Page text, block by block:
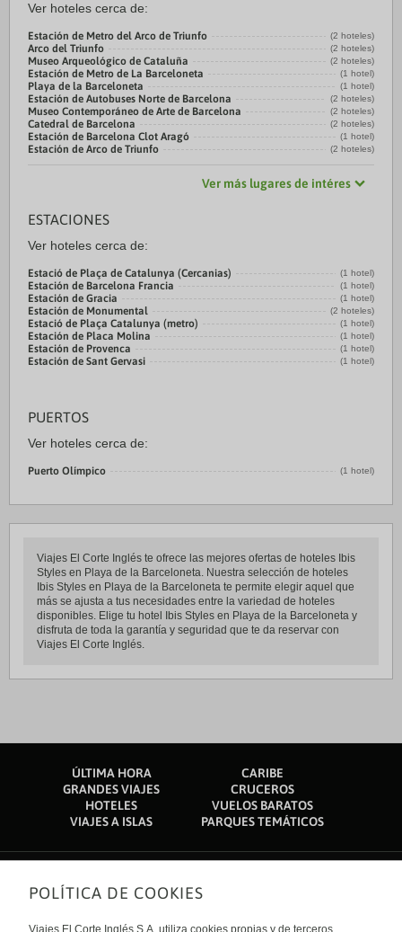
Ver hoteles cerca de:
Estación de Metro del Arco de Triunfo (2 hoteles)
Arco del Triunfo (2 hoteles)
Museo Arqueológico de Cataluña (2 hoteles)
Estación de Metro de La Barceloneta (1 hotel)
Playa de la Barceloneta (1 hotel)
Estación de Autobuses Norte de Barcelona (2 hoteles)
Museo Contemporáneo de Arte de Barcelona (2 hoteles)
Catedral de Barcelona (2 hoteles)
Estación de Barcelona Clot Aragó (1 hotel)
Estación de Arco de Triunfo (2 hoteles)
Ver más lugares de intéres
ESTACIONES
Ver hoteles cerca de:
Estació de Plaça de Catalunya (Cercanias) (1 hotel)
Estación de Barcelona Francia (1 hotel)
Estación de Gracia (1 hotel)
Estación de Monumental (2 hoteles)
Estació de Plaça Catalunya (metro) (1 hotel)
Estación de Placa Molina (1 hotel)
Estación de Provenca (1 hotel)
Estación de Sant Gervasi (1 hotel)
PUERTOS
Ver hoteles cerca de:
Puerto Olímpico (1 hotel)
Viajes El Corte Inglés te ofrece las mejores ofertas de hoteles Ibis
Styles en Playa de la Barceloneta. Nuestra selección de hoteles
Ibis Styles en Playa de la Barceloneta te permite elegir aquel que
más se ajusta a tus necesidades entre la variedad de hoteles
disponibles. Elige tu hotel Ibis Styles en Playa de la Barceloneta y
disfruta de toda la garantía y seguridad que te da reservar con
Viajes El Corte Inglés.
ÚLTIMA HORA
CARIBE
GRANDES VIAJES
CRUCEROS
HOTELES
VUELOS BARATOS
VIAJES A ISLAS
PARQUES TEMÁTICOS
Sobre nosotros
Quiénes somos
POLÍTICA DE COOKIES
Viajes El Corte Inglés S.A. utiliza cookies propias y de terceros